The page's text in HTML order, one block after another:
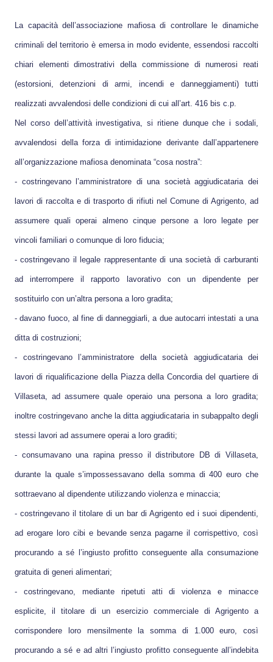
La capacità dell’associazione mafiosa di controllare le dinamiche
criminali del territorio è emersa in modo evidente, essendosi raccolti
chiari elementi dimostrativi della commissione di numerosi reati
(estorsioni, detenzioni di armi, incendi e danneggiamenti) tutti
realizzati avvalendosi delle condizioni di cui all’art. 416 bis c.p.
Nel corso dell’attività investigativa, si ritiene dunque che i sodali,
avvalendosi della forza di intimidazione derivante dall’appartenere
all’organizzazione mafiosa denominata “cosa nostra”:
- costringevano l’amministratore di una società aggiudicataria dei
lavori di raccolta e di trasporto di rifiuti nel Comune di Agrigento, ad
assumere quali operai almeno cinque persone a loro legate per
vincoli familiari o comunque di loro fiducia;
- costringevano il legale rappresentante di una società di carburanti
ad interrompere il rapporto lavorativo con un dipendente per
sostituirlo con un’altra persona a loro gradita;
- davano fuoco, al fine di danneggiarli, a due autocarri intestati a una
ditta di costruzioni;
- costringevano l’amministratore della società aggiudicataria dei
lavori di riqualificazione della Piazza della Concordia del quartiere di
Villaseta, ad assumere quale operaio una persona a loro gradita;
inoltre costringevano anche la ditta aggiudicataria in subappalto degli
stessi lavori ad assumere operai a loro graditi;
- consumavano una rapina presso il distributore DB di Villaseta,
durante la quale s’impossessavano della somma di 400 euro che
sottraevano al dipendente utilizzando violenza e minaccia;
- costringevano il titolare di un bar di Agrigento ed i suoi dipendenti,
ad erogare loro cibi e bevande senza pagarne il corrispettivo, così
procurando a sé l’ingiusto profitto conseguente alla consumazione
gratuita di generi alimentari;
- costringevano, mediante ripetuti atti di violenza e minacce
esplicite, il titolare di un esercizio commerciale di Agrigento a
corrispondere loro mensilmente la somma di 1.000 euro, così
procurando a sé e ad altri l’ingiusto profitto conseguente all’indebita